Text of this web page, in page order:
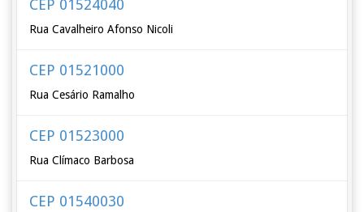
CEP 01524040
Rua Cavalheiro Afonso Nicoli
CEP 01521000
Rua Cesário Ramalho
CEP 01523000
Rua Clímaco Barbosa
CEP 01540030